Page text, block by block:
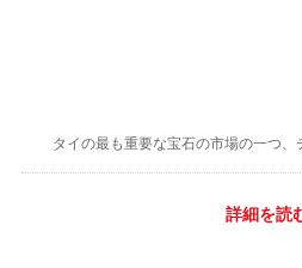
タイの最も重要な宝石の市場の一つ、
詳細を読